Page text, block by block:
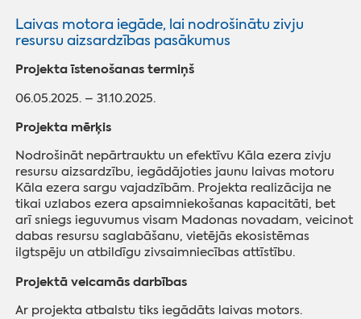
Laivas motora iegāde, lai nodrošinātu zivju
resursu aizsardzības pasākumus
Projekta īstenošanas termiņš
06.05.2025. – 31.10.2025.
Projekta mērķis
Nodrošināt nepārtrauktu un efektīvu Kāla ezera zivju
resursu aizsardzību, iegādājoties jaunu laivas motoru
Kāla ezera sargu vajadzībām. Projekta realizācija ne
tikai uzlabos ezera apsaimniekošanas kapacitāti, bet
arī sniegs ieguvumus visam Madonas novadam, veicinot
dabas resursu saglabāšanu, vietējās ekosistēmas
ilgtspēju un atbildīgu zivsaimniecības attīstību.
Projektā veicamās darbības
Ar projekta atbalstu tiks iegādāts laivas motors.